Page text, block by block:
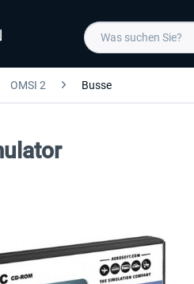
OMSI 2 Busse